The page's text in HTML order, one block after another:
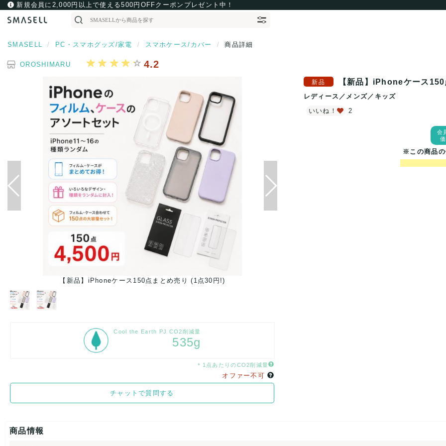
新規会員に2,000円以上で使える500円OFFクーポンプレゼント中！
SMASELL PC・スマホグッズ/家電 スマホケース/カバー 商品詳細
OROSHIMARU 4.2
【新品】iPhoneケース150点まとめ売り (1点30円!)
Cool the Earth PJ CO2削減量
535g
＊1点あたりのCO2削減量
オファー不可
チャットで質問する
【新品】iPhoneケース
レディース ／ メンズ／ キッズ
いいね！
2
会
※この商品の
商品情報